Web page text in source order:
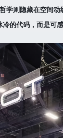
学则隐藏在空间
的代码，而是可